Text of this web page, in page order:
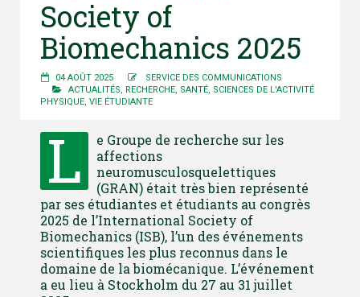
Society of
Biomechanics 2025
04 AOÛT 2025
SERVICE DES COMMUNICATIONS
ACTUALITÉS, RECHERCHE, SANTÉ, SCIENCES DE L'ACTIVITÉ
PHYSIQUE, VIE ÉTUDIANTE
L
e Groupe de recherche sur les
affections
neuromusculosquelettiques
(GRAN) était très bien représenté
par ses étudiantes et étudiants au congrès
2025 de l’International Society of
Biomechanics (ISB), l’un des événements
scientifiques les plus reconnus dans le
domaine de la biomécanique. L’événement
a eu lieu à Stockholm du 27 au 31 juillet